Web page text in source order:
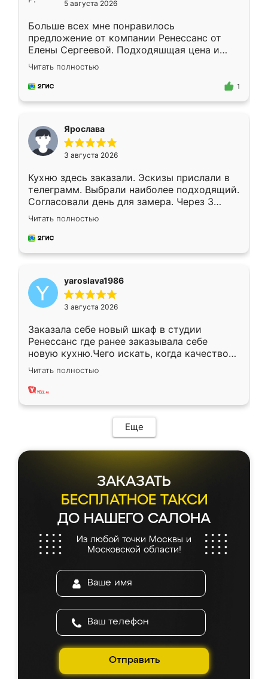
5 августа 2026
Больше всех мне понравилось
предложение от компании Ренессанс от
Елены Сергеевой. Подходяшщая цена и
короткие сроки изготовления. Приехавший
для замера сотрудник Владислав
предложил по моему эскизу самый
Читать полностью
1
Ярослава
3 августа 2026
Кухню здесь заказали. Эскизы прислали в
телеграмм. Выбрали наиболее подходящий.
Согласовали день для замера. Через 3
недели кухня была уже готова. Остались
довольны работой. Спасибо Ренессанс
мебель за качественную работу!
Читать полностью
yaroslava1986
3 августа 2026
Заказала себе новый шкаф в студии
Ренессанс где ранее заказывала себе
новую кухню.Чего искать, когда качеством
вполне довольна. Служит кухня уже почти
два года, нареканий нет.
Читать полностью
Еще
ЗАКАЗАТЬ
БЕСПЛАТНОЕ ТАКСИ
ДО НАШЕГО САЛОНА
Из любой точки Москвы и
Московской области!
Отправить